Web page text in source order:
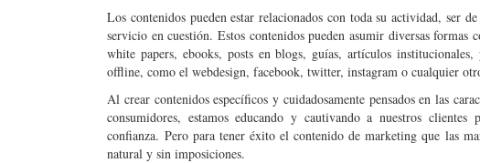
Los contenidos pueden estar relacionados con toda su actividad, ser
servicio en cuestión. Estos contenidos pueden asumir diversas
white papers, ebooks, posts en blogs, guías, artículos
offline, como el webdesign, facebook, twitter, instagram o cualquier
Al crear contenidos específicos y cuidadosamente pensados en las
consumidores, estamos educando y cautivando a nuestros
confianza.Pero para tener éxito el contenido de marketing que las
natural y sin imposiciones.